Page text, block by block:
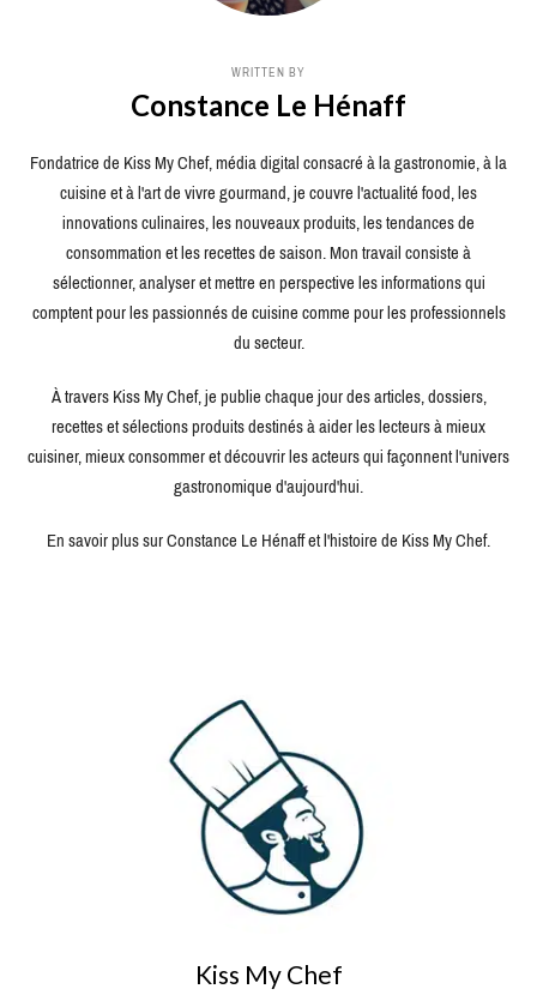
WRITTEN BY
Constance Le Hénaff
Fondatrice de Kiss My Chef, média digital consacré à la gastronomie, à la
cuisine et à l'art de vivre gourmand, je couvre l'actualité food, les
innovations culinaires, les nouveaux produits, les tendances de
consommation et les recettes de saison. Mon travail consiste à
sélectionner, analyser et mettre en perspective les informations qui
comptent pour les passionnés de cuisine comme pour les professionnels
du secteur.
À travers Kiss My Chef, je publie chaque jour des articles, dossiers,
recettes et sélections produits destinés à aider les lecteurs à mieux
cuisiner, mieux consommer et découvrir les acteurs qui façonnent l'univers
gastronomique d'aujourd'hui.
En savoir plus sur Constance Le Hénaff et l'histoire de Kiss My Chef.
Kiss My Chef